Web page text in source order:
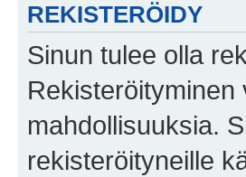
REKISTERÖIDY
Sinun tulee olla
Rekisteröityminen
mahdollisuuksia.
rekisteröityneille